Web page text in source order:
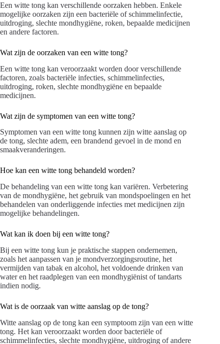
Een witte tong kan verschillende oorzaken hebben. Enkele
mogelijke oorzaken zijn een bacteriële of schimmelinfectie,
uitdroging, slechte mondhygiëne, roken, bepaalde medicijnen
en andere factoren.
Wat zijn de oorzaken van een witte tong?
Een witte tong kan veroorzaakt worden door verschillende
factoren, zoals bacteriële infecties, schimmelinfecties,
uitdroging, roken, slechte mondhygiëne en bepaalde
medicijnen.
Wat zijn de symptomen van een witte tong?
Symptomen van een witte tong kunnen zijn witte aanslag op
de tong, slechte adem, een brandend gevoel in de mond en
smaakveranderingen.
Hoe kan een witte tong behandeld worden?
De behandeling van een witte tong kan variëren. Verbetering
van de mondhygiëne, het gebruik van mondspoelingen en het
behandelen van onderliggende infecties met medicijnen zijn
mogelijke behandelingen.
Wat kan ik doen bij een witte tong?
Bij een witte tong kun je praktische stappen ondernemen,
zoals het aanpassen van je mondverzorgingsroutine, het
vermijden van tabak en alcohol, het voldoende drinken van
water en het raadplegen van een mondhygiënist of tandarts
indien nodig.
Wat is de oorzaak van witte aanslag op de tong?
Witte aanslag op de tong kan een symptoom zijn van een witte
tong. Het kan veroorzaakt worden door bacteriële of
schimmelinfecties, slechte mondhygiëne, uitdroging of andere